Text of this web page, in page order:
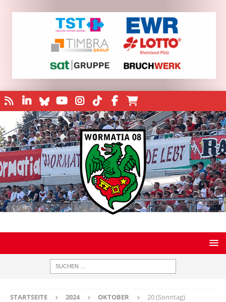
STARTSEITE 2024 OKTOBER 20 (Sonntag)